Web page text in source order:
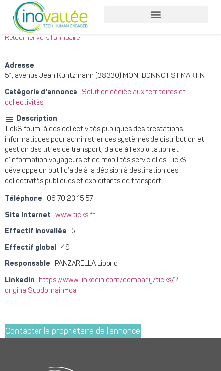
Retourner vers l'annuaire
Adresse
51, avenue Jean Kuntzmann (38330) MONTBONNOT ST MARTIN
Catégorie d'annonce
Solution dédiée aux territoires et
collectivités
Description
TickS fourni à des collectivités publiques des prestations
informatiques pour administrer des systèmes de distribution et
gestion des titres de transport, d’aide à l’exploitation et
d’information voyageurs et de mobilités servicielles. TickS
développe un outil d’aide à la décision à destination des
collectivités publiques et exploitants de transport.
Téléphone 06 70 23 15 57
Site Internet www.ticks.fr
Effectif inovallée 5
Effectif global 49
Responsable PANZARELLA Liborio
Linkedin
https://www.linkedin.com/company/ticks/?
originalSubdomain=ca
Contacter le propriétaire de l'annonce